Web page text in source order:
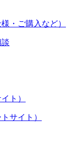
・ご購入など）
ト）
サイト）